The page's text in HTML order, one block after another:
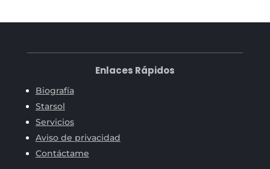
Enlaces Rápidos
Biografía
Starsol
Servicios
Aviso de privacidad
Contáctame